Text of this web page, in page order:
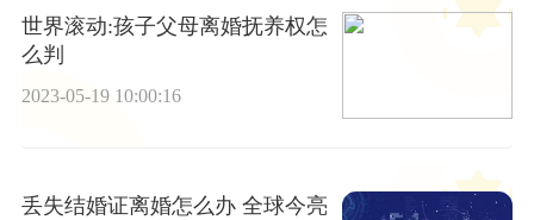
世界滚动:孩子父母离婚抚养权怎
么判
2023-05-19 10:00:16
丢失结婚证离婚怎么办 全球今亮